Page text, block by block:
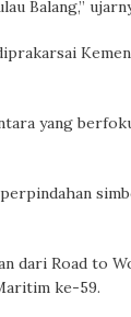
Balang,”
yang
dari Road to
ke-59.